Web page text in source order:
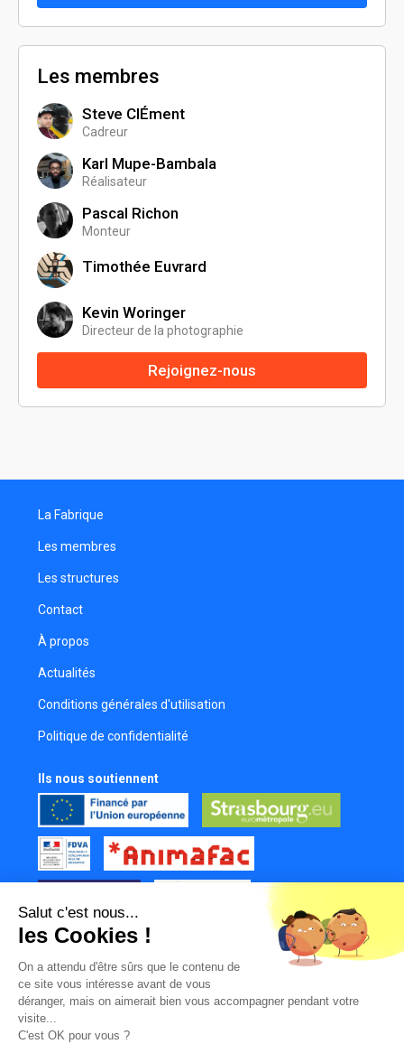
Les membres
Steve ClÉment
Cadreur
Karl Mupe-Bambala
Réalisateur
Pascal Richon
Monteur
Timothée Euvrard
Kevin Woringer
Directeur de la photographie
Rejoignez-nous
La Fabrique
Les membres
Les structures
Contact
À propos
Actualités
Conditions générales d'utilisation
Politique de confidentialité
Ils nous soutiennent
Tous nos partenaires
Mur des contributeurs
Salut c'est nous...
les Cookies !
On a attendu d'être sûrs que le contenu de
ce site vous intéresse avant de vous
déranger, mais on aimerait bien vous accompagner pendant votre
visite...
C'est OK pour vous ?